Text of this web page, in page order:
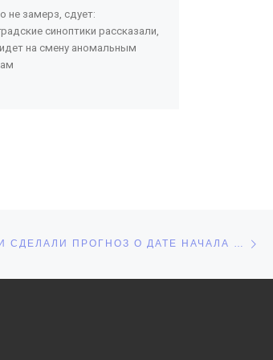
не замерз, сдует:
синоптики рассказали,
на смену аномальным
В ВОЛГОГРАДЕ СИНОПТИКИ СДЕЛАЛИ ПРОГНОЗ О ДАТЕ НАЧАЛА ОТОПИТЕЛЬНОГО СЕЗОНА